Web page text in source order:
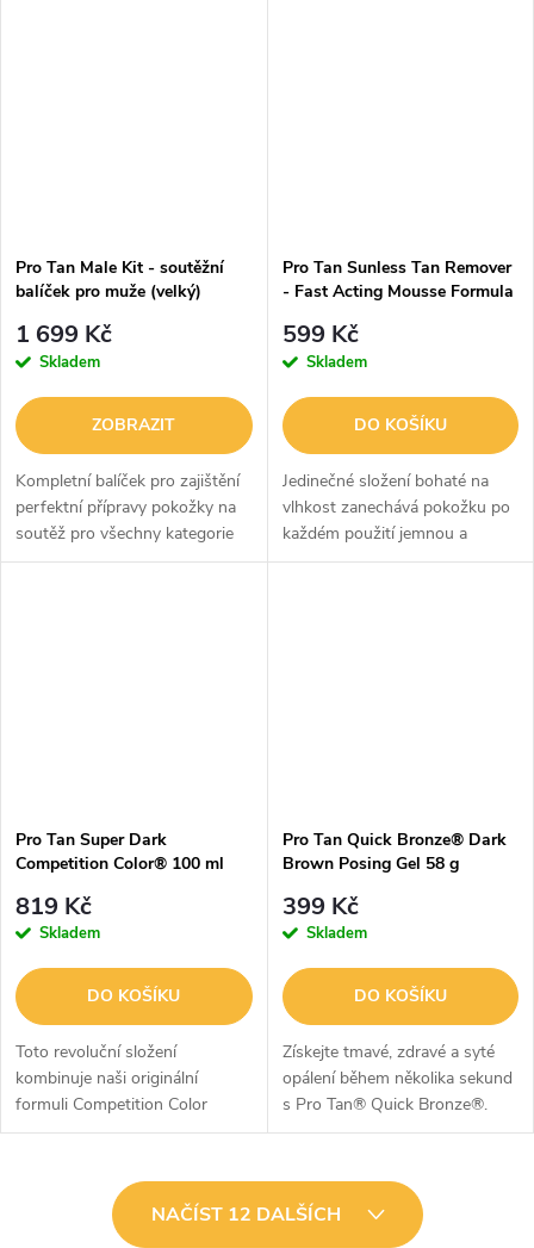
Pro Tan Male Kit - soutěžní
balíček pro muže (velký)
1 699 Kč
Skladem
ZOBRAZIT
Kompletní balíček pro zajištění
perfektní přípravy pokožky na
soutěž pro všechny kategorie
mužů.
Pro Tan Sunless Tan Remover
- Fast Acting Mousse Formula
599 Kč
Skladem
DO KOŠÍKU
Jedinečné složení bohaté na
vlhkost zanechává pokožku po
každém použití jemnou a
hebkou.Toto pokročilé
Pro Tan Super Dark
Competition Color® 100 ml
819 Kč
Skladem
DO KOŠÍKU
Toto revoluční složení
kombinuje naši originální
formuli Competition Color
Tanning s přídavkem
Dark, které vám dodají hluboký,
tmavý a vítězný vzhled....
Pro Tan Quick Bronze® Dark
Brown Posing Gel 58 g
399 Kč
Skladem
DO KOŠÍKU
Získejte tmavé, zdravé a syté
opálení během několika sekund
s Pro Tan® Quick Bronze®.
Exkluzivní nelepivé, voděodolné
hydratačními látkami zaručuje
mimořádně...
NAČÍST 12 DALŠÍCH